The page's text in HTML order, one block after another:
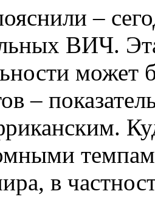
–
ВИЧ.
–
в